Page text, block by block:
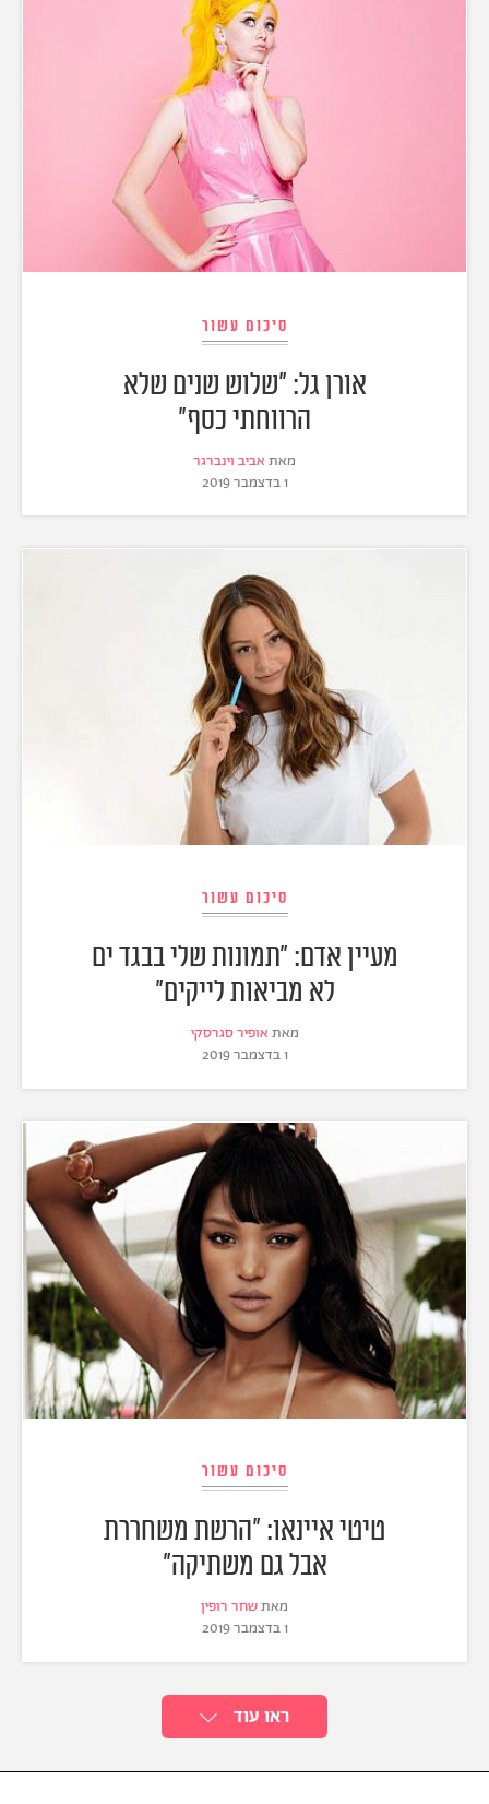
סיכום עשור
אורן גל: "שלוש שנים שלא
הרווחתי כסף"
מאת אביב וינברגר
1 בדצמבר 2019
סיכום עשור
מעיין אדם: "תמונות שלי בבגד ים
לא מביאות לייקים"
מאת אופיר סגרסקי
1 בדצמבר 2019
סיכום עשור
טיטי איינאו: "הרשת משחררת
אבל גם משתיקה"
מאתשחר רופין
1 בדצמבר 2019
ראו עוד